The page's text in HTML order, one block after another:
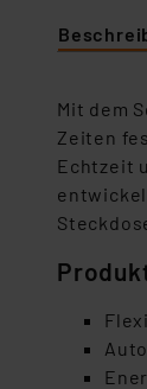
Mit dem
Zeiten
Echtzeit